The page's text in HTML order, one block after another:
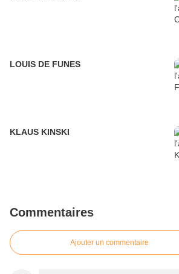
LOUIS DE FUNES
KLAUS KINSKI
Commentaires
Ajouter un commentaire